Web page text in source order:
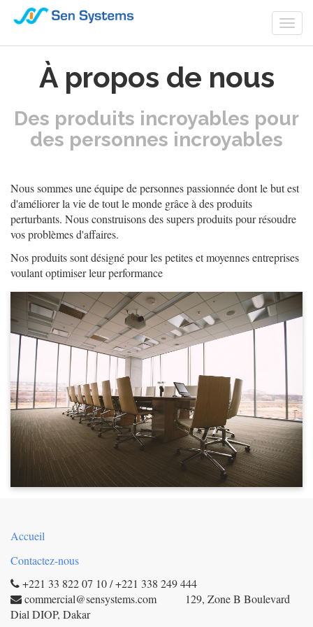
À propos de nous
Des produits incroyables pour
des personnes incroyables
Nous sommes une équipe de personnes passionnée dont le but est
d'améliorer la vie de tout le monde grâce à des produits
perturbants. Nous construisons des supers produits pour résoudre
vos problèmes d'affaires.
Nos produits sont désigné pour les petites et moyennes entreprises
voulant optimiser leur performance
Accueil
Contactez-nous
+221 33 822 07 10 / +221 338 249 444
commercial@sensystems.com 129, Zone B Boulevard
Dial DIOP, Dakar